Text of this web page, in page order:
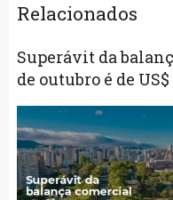
Relacionados
Superávit da
de outubro é de